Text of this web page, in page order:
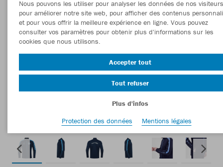
Nous pouvons les utiliser pour analyser les données de nos
pour améliorer notre site web, pour afficher des contenus
et pour vous offrir la meilleure expérience en ligne. Vous pouvez
consulter vos paramètres pour obtenir plus d'informations sur les
cookies que nous utilisons.
Accepter tout
Tout refuser
Plus d'infos
Protection des données
Mentions légales